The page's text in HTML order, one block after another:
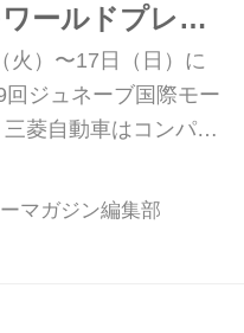
ールドプレミ
火）〜17日（日）に
回ジュネーブ国際モー
菱自動車はコンパク
本名：RVR）」の
界初披露する。
マガジン編集部